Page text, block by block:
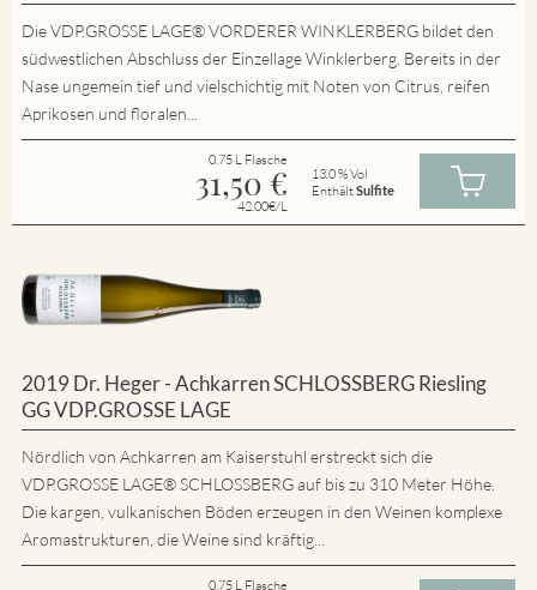
Die VDP.GROSSE LAGE® VORDERER WINKLERBERG bildet den
südwestlichen Abschluss der Einzellage Winklerberg. Bereits in der
Nase ungemein tief und vielschichtig mit Noten von Citrus, reifen
Aprikosen und floralen...
0.75 L Flasche
31,50 €
42.00€/L
13.0 % Vol
EnthältSulfite
2019 Dr. Heger - Achkarren SCHLOSSBERG Riesling
GG VDP.GROSSE LAGE
Nördlich von Achkarren am Kaiserstuhl erstreckt sich die
VDP.GROSSE LAGE® SCHLOSSBERG auf bis zu 310 Meter Höhe.
Die kargen, vulkanischen Böden erzeugen in den Weinen komplexe
Aromastrukturen, die Weine sind kräftig...
0.75 L Flasche